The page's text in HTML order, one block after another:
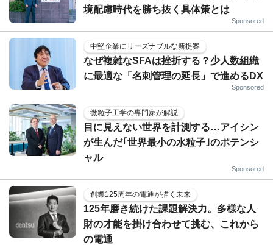
境配慮時代を勝ち抜く具体策とは
Sponsored
中堅企業にリーズナブルな新提案
なぜ複雑なSFAは挫折する？少人数組織
に最適な「名刺管理の延長」で進めるDX
Sponsored
微粒子工学の専門家が解説
目に見えない世界を計測する…アイシン
が生んだ｢世界最小の水粒子｣のポテンシ
ャル
Sponsored
創業125周年の電通が描く未来
125年磨き続けた課題解決力。多様な人
財の才能を掛け合わせて挑む、これから
の電通